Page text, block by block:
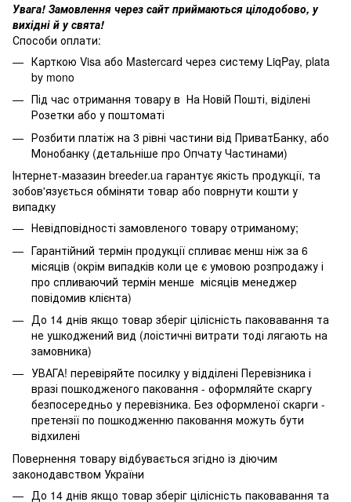
Увага! Замовлення через сайт приймаються цілодобово, у
вихідні й у свята!
Способи оплати:
Карткою Visa або Mastercard через систему LiqPay, plata
by mono
Під час отримання товару в На Новій Пошті, віділені
Розетки або у поштоматі
Розбити платіж на 3 рівні частини від ПриватБанку, або
Монобанку (детальніше про Опчату Частинами)
Інтернет-мазазин breeder.ua гарантує якість продукції, та
зобов'язується обміняти товар або поврнути кошти у
випадку
Невідповідності замовленого товару отриманому;
Гарантійний термін продукції спливає менш ніж за 6
місяців (окрім випадків коли це є умовою розпродажу і
про спливаючий термін менше місяців менеджер
повідомив клієнта)
До 14 днів якщо товар зберіг цілісність паковавання та
не ушкоджений вид (лоістичні витрати тоді лягають на
замовника)
УВАГА! перевіряйте посилку у відділені Перевізника і
вразі пошкодженого паковання - оформляйте скаргу
безпосередньо у перевізника. Без оформленої скарги -
претензії по пошкодженню паковання можуть бути
відхилені
Повернення товару відбувається згідно із діючим
законодавством України
До 14 днів якщо товар зберіг цілісність паковавання та